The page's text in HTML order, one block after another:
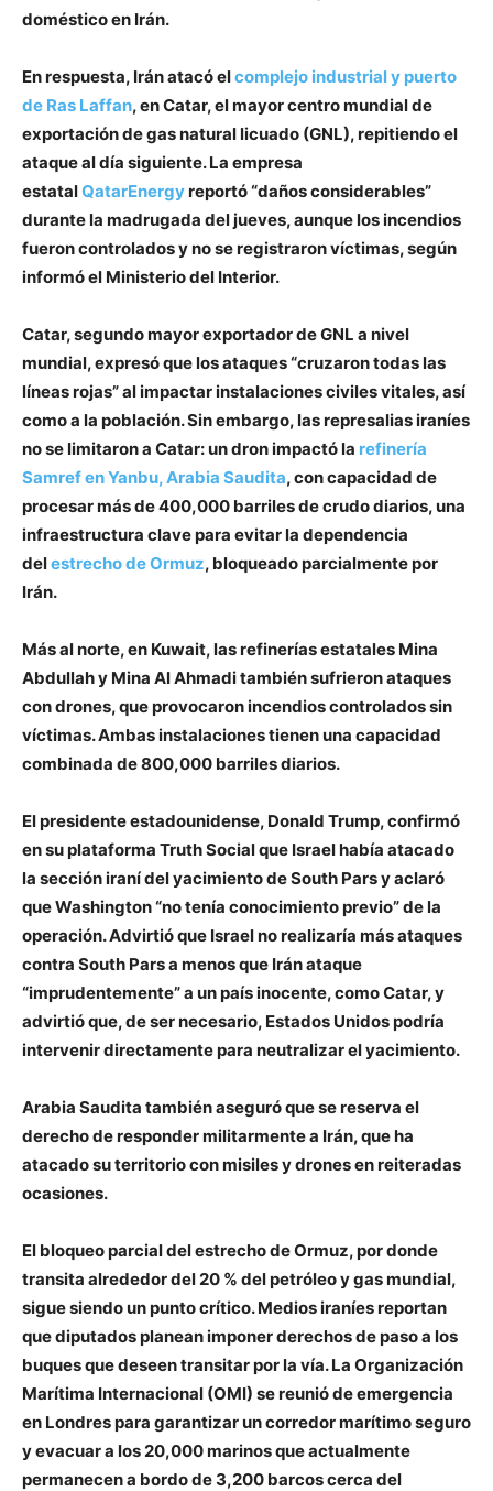
doméstico en Irán.
En respuesta, Irán atacó elcomplejo industrial y puerto
de Ras Laffan, en Catar, el mayor centro mundial de
exportación de gas natural licuado (GNL), repitiendo el
ataque al día siguiente. La empresa
estatalQatarEnergyreportó “daños considerables”
durante la madrugada del jueves, aunque los incendios
fueron controlados y no se registraron víctimas, según
informó el Ministerio del Interior.
Catar, segundo mayor exportador de GNL a nivel
mundial, expresó que los ataques “cruzaron todas las
líneas rojas” al impactar instalaciones civiles vitales, así
como a la población. Sin embargo, las represalias iraníes
no se limitaron a Catar: un dron impactó la refinería
Samref en Yanbu, Arabia Saudita, con capacidad de
procesar más de 400,000 barriles de crudo diarios, una
infraestructura clave para evitar la dependencia
delestrecho de Ormuz, bloqueado parcialmente por
Irán.
Más al norte, en Kuwait, las refinerías estatales Mina
Abdullah y Mina Al Ahmadi también sufrieron ataques
con drones, que provocaron incendios controlados sin
víctimas. Ambas instalaciones tienen una capacidad
combinada de 800,000 barriles diarios.
El presidente estadounidense, Donald Trump, confirmó
en su plataforma Truth Social que Israel había atacado
la sección iraní del yacimiento de South Pars y aclaró
que Washington “no tenía conocimiento previo” de la
operación. Advirtió que Israel no realizaría más ataques
contra South Pars a menos que Irán ataque
“imprudentemente” a un país inocente, como Catar, y
advirtió que, de ser necesario, Estados Unidos podría
intervenir directamente para neutralizar el yacimiento.
Arabia Saudita también aseguró que se reserva el
derecho de responder militarmente a Irán, que ha
atacado su territorio con misiles y drones en reiteradas
ocasiones.
El bloqueo parcial del estrecho de Ormuz, por donde
transita alrededor del 20 % del petróleo y gas mundial,
sigue siendo un punto crítico. Medios iraníes reportan
que diputados planean imponer derechos de paso a los
buques que deseen transitar por la vía. La Organización
Marítima Internacional (OMI) se reunió de emergencia
en Londres para garantizar un corredor marítimo seguro
y evacuar a los 20,000 marinos que actualmente
permanecen a bordo de 3,200 barcos cerca del